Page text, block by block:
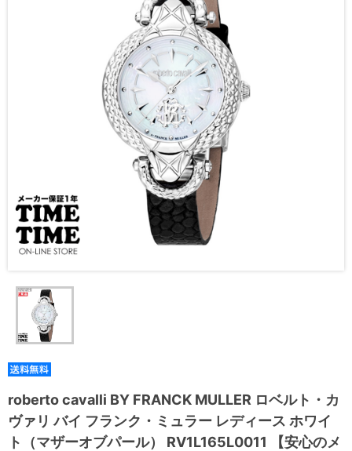
roberto cavalli BY FRANCK MULLER ロベルト・カ
ヴァリ バイ フランク・ミュラー レディース ホワイ
ト（マザーオブパール） RV1L165L0011 【安心のメ